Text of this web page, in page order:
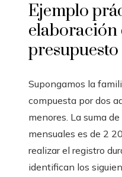
Ejemplo
elaboración
Supongamos la
compuesta por dos
menores. La suma
mensuales es de 2
realizar el registro
identifican los